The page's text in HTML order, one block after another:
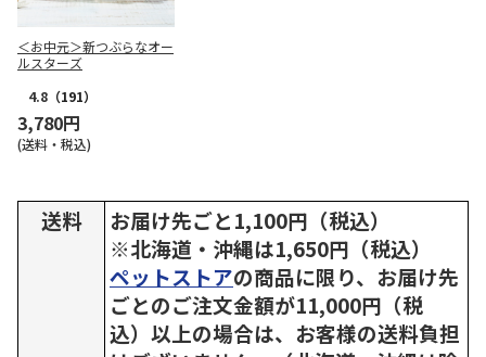
＜お中元＞新つぶらなオー
ルスターズ
4.8 （191）
3,780円
(送料・税込)
送料
お届け先ごと1,100円（税込）
※北海道・沖縄は1,650円（税込）
ペットストアの商品に限り、お届け先
ごとのご注文金額が11,000円（税
込）以上の場合は、お客様の送料負担